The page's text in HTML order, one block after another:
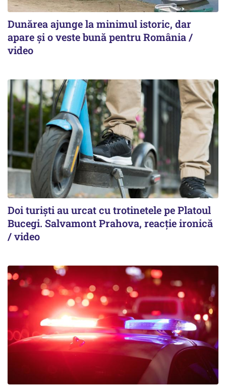
Dunărea ajunge la minimul istoric, dar
apare și o veste bună pentru România /
video
Doi turiști au urcat cu trotinetele pe Platoul
Bucegi. Salvamont Prahova, reacție ironică
/ video